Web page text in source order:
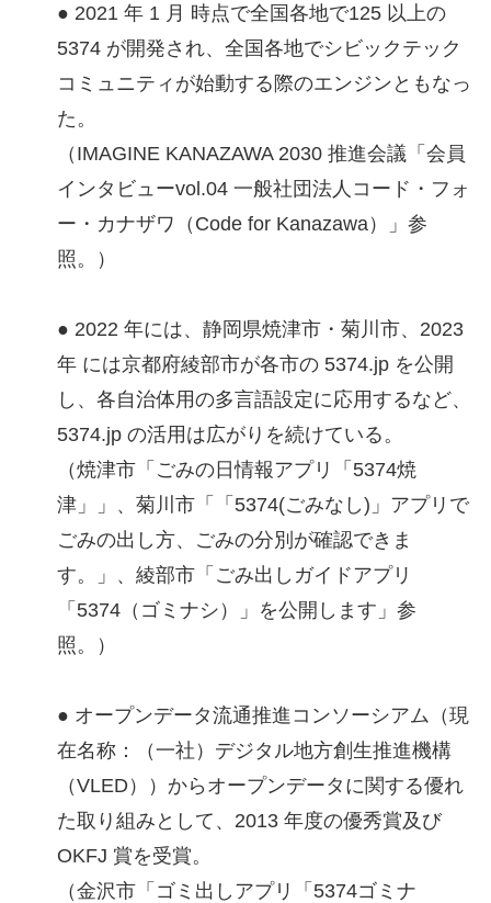
● 2021 年 1 月 時点で全国各地で125 以上の
5374 が開発され、全国各地でシビックテック
コミュニティが始動する際のエンジンともなっ
た。
（IMAGINE KANAZAWA 2030 推進会議「会員
インタビューvol.04 一般社団法人コード・フォ
ー・カナザワ（Code for Kanazawa）」参
照。）
● 2022 年には、静岡県焼津市・菊川市、2023
年 には京都府綾部市が各市の 5374.jp を公開
し、各自治体用の多言語設定に応用するなど、
5374.jp の活用は広がりを続けている。
（焼津市「ごみの日情報アプリ「5374焼
津」」、菊川市「「5374(ごみなし)」アプリで
ごみの出し方、ごみの分別が確認できま
す。」、綾部市「ごみ出しガイドアプリ
「5374（ゴミナシ）」を公開します」参
照。）
● オープンデータ流通推進コンソーシアム（現
在名称：（一社）デジタル地方創生推進機構
（VLED））からオープンデータに関する優れ
た取り組みとして、2013 年度の優秀賞及び
OKFJ 賞を受賞。
（金沢市「ゴミ出しアプリ「5374ゴミナ